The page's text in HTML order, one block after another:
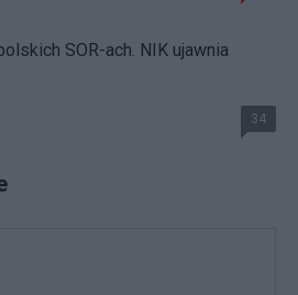
SOR-ach. NIK ujawnia
34